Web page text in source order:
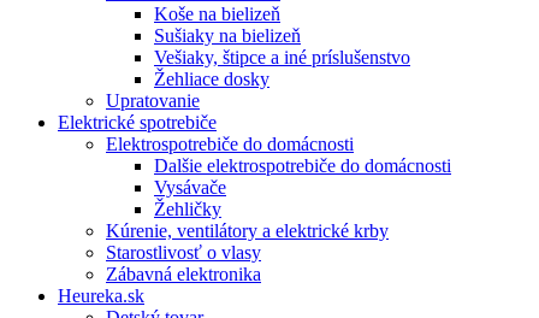
Koše na bielizeň
Sušiaky na bielizeň
Vešiaky, štipce a iné príslušenstvo
Žehliace dosky
Upratovanie
Elektrické spotrebiče
Elektrospotrebiče do domácnosti
Dalšie elektrospotrebiče do domácnosti
Vysávače
Žehličky
Kúrenie, ventilátory a elektrické krby
Starostlivosť o vlasy
Zábavná elektronika
Heureka.sk